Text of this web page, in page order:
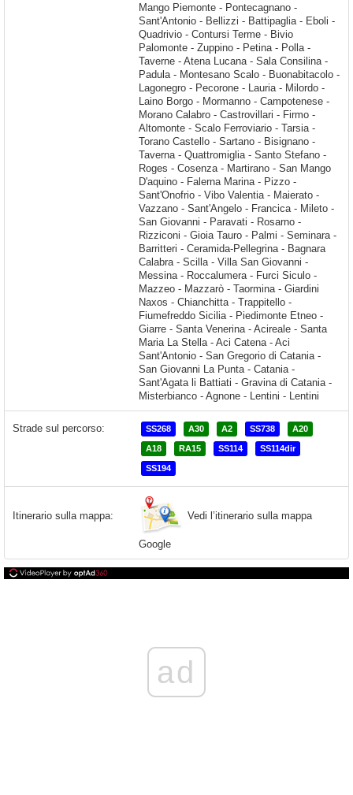
Strade sul percorso: SS268 A30 A2 SS738 A20
A18 RA15 SS114 SS114dir
SS194
Itinerario sulla mappa: Vedi l’itinerario sulla mappa
Google
ad